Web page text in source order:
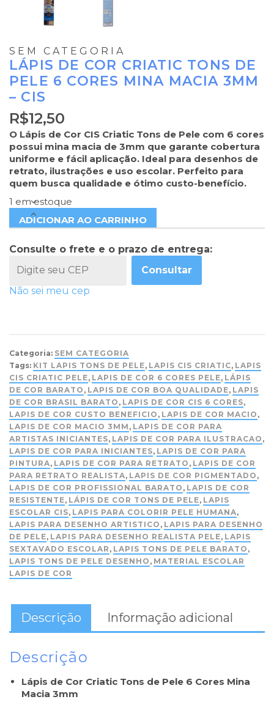
SEM CATEGORIA
LÁPIS DE COR CRIATIC TONS DE
PELE 6 CORES MINA MACIA 3MM
– CIS
R$12,50
O Lápis de Cor CIS Criatic Tons de Pele com 6 cores
possui mina macia de 3mm que garante cobertura
uniforme e fácil aplicação. Ideal para desenhos de
retrato, ilustrações e uso escolar. Perfeito para
quem busca qualidade e ótimo custo-benefício.
1 em estoque
ADICIONAR AO CARRINHO
Consulte o frete e o prazo de entrega:
Consultar
Não sei meu cep
Categoria: SEM CATEGORIA
Tags: KIT LAPIS TONS DE PELE, LAPIS CIS CRIATIC, LAPIS
CIS CRIATIC PELE, LAPIS DE COR 6 CORES PELE, LÁPIS
DE COR BARATO , LAPIS DE COR BOA QUALIDADE, LAPIS
DE COR BRASIL BARATO , LAPIS DE COR CIS 6 CORES,
LAPIS DE COR CUSTO BENEFICIO , LAPIS DE COR MACIO ,
LAPIS DE COR MACIO 3MM , LAPIS DE COR PARA
ARTISTAS INICIANTES, LAPIS DE COR PARA ILUSTRACAO ,
LAPIS DE COR PARA INICIANTES, LAPIS DE COR PARA
PINTURA, LAPIS DE COR PARA RETRATO , LAPIS DE COR
PARA RETRATO REALISTA, LAPIS DE COR PIGMENTADO ,
LAPIS DE COR PROFISSIONAL BARATO , LAPIS DE COR
RESISTENTE, LÁPIS DE COR TONS DE PELE, LAPIS
ESCOLAR CIS, LAPIS PARA COLORIR PELE HUMANA,
LAPIS PARA DESENHO ARTISTICO , LAPIS PARA DESENHO
DE PELE, LAPIS PARA DESENHO REALISTA PELE, LAPIS
SEXTAVADO ESCOLAR , LAPIS TONS DE PELE BARATO ,
LAPIS TONS DE PELE DESENHO , MATERIAL ESCOLAR
LAPIS DE COR
Descrição Informação adicional
Descrição
Lápis de Cor Criatic Tons de Pele 6 Cores Mina
Macia 3mm